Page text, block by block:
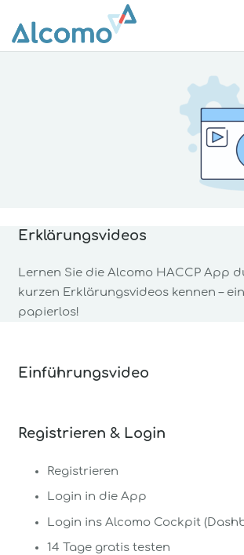
Erklärungsvideos
Lernen Sie die Alcomo HACCP App
kurzen Erklärungsvideos kennen –
papierlos!
Einführungsvideo
Registrieren & Login
Registrieren
Login in die App
Login ins Alcomo Cockpit
14 Tage gratis testen